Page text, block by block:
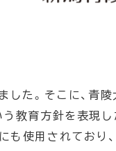
した。そこに、青
う教育方針を表現
も使用されており